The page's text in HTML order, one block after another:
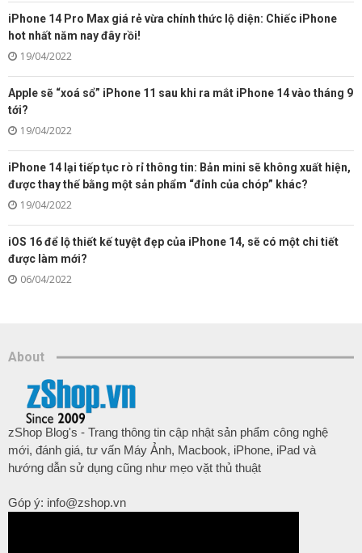
iPhone 14 Pro Max giá rẻ vừa chính thức lộ diện: Chiếc iPhone
hot nhất năm nay đây rồi!
19/04/2022
Apple sẽ “xoá sổ” iPhone 11 sau khi ra mắt iPhone 14 vào tháng 9
tới?
19/04/2022
iPhone 14 lại tiếp tục rò rỉ thông tin: Bản mini sẽ không xuất hiện,
được thay thế bằng một sản phẩm “đỉnh của chóp” khác?
19/04/2022
iOS 16 để lộ thiết kế tuyệt đẹp của iPhone 14, sẽ có một chi tiết
được làm mới?
06/04/2022
About
zShop Blog's - Trang thông tin cập nhật sản phẩm công nghệ
mới, đánh giá, tư vấn Máy Ảnh, Macbook, iPhone, iPad và
hướng dẫn sử dụng cũng như mẹo vặt thủ thuật
Góp ý: info@zshop.vn